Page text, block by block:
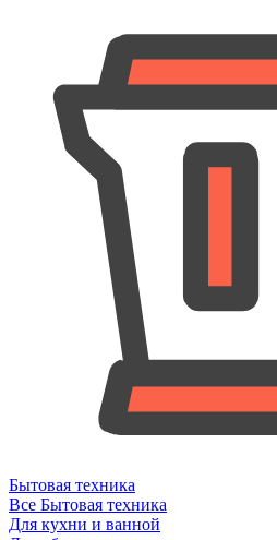
Бытовая техника
Все Бытовая техника
Для кухни и ванной